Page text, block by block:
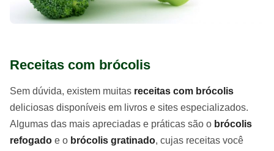
Receitas com brócolis
Sem dúvida, existem muitas receitas com brócolis
deliciosas disponíveis em livros e sites especializados.
Algumas das mais apreciadas e práticas são o brócolis
refogado e o brócolis gratinado, cujas receitas você